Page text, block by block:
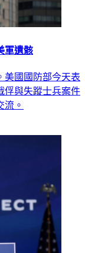
軍遺骸
美國國防部今天表
俘與失蹤士兵案件
流。